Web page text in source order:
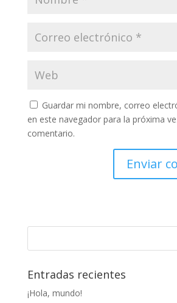
Guardar mi nombre, correo
en este navegador para la próxima
comentario.
Entradas recientes
¡Hola, mundo!